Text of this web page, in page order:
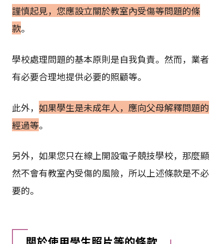
謹慎起見，您應設立關於教室內受傷等問題的條
款。
學校處理問題的基本原則是自我負責。然而，業者
有必要合理地提供必要的照顧等。
此外， 如果學生是未成年人，應向父母解釋問題的
經過等。
另外，如果您只在線上開設電子競技學校，那麼顯
然不會有教室內受傷的風險，所以上述條款是不必
要的。